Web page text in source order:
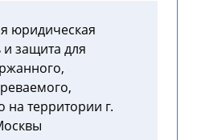
юридическая
защита для
на территории г.